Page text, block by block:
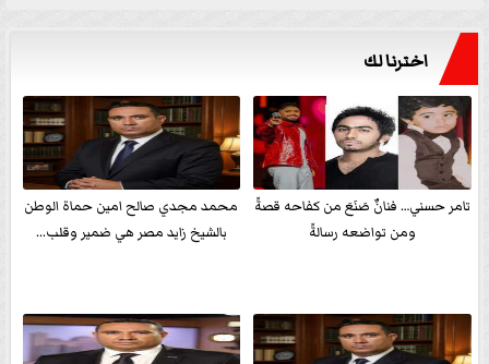
اخترنا لك
تامر حسني… فنانٌ صَنَعَ من كفاحه قصةً
ومن تواضعه رسالةً
محمد مجدي صالح امين حماة الوطن
بالشيخ زايد مصر هي ضمير وقلب...